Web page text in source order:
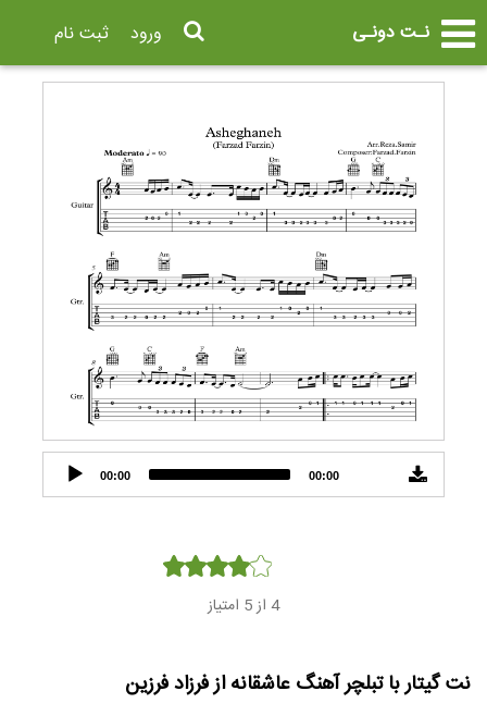
نـت دونـی ثبت نام ورود
Audio
Player
00:00 00:00
4 از 5 امتیاز
نت گیتار با تبلچر آهنگ عاشقانه از فرزاد فرزین